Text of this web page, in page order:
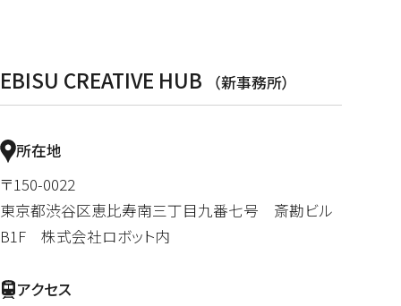
EBISU CREATIVE HUB （新事務所）
所在地
〒150-0022
東京都渋谷区恵比寿南三丁目九番七号 斎勘ビル
B1F 株式会社ロボット内
アクセス